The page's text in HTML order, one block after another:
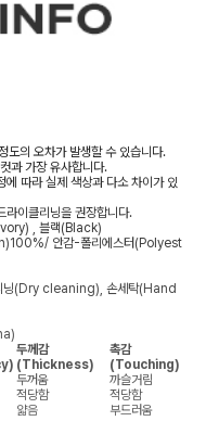
의 오차가 발생할 수 있습니다.
과 가장 유사합니다.
따라 실제 색상과 다소 차이가 있
이클리닝을 권장합니다.
, 블랙(Black)
안감-폴리에스터(Polyest
닝(Dry cleaning), 손세탁(Hand
두께감
(Thickness)
촉감
(Touching)
두꺼움
까슬거림
적당함
적당함
얇음
부드러움